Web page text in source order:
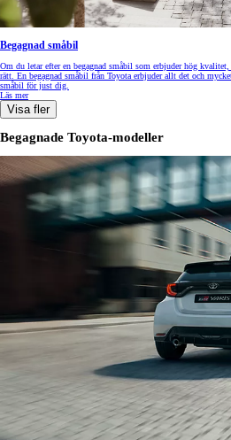
Begagnad småbil
Om du letar efter en begagnad småbil som erbjuder hög
rätt. En begagnad småbil från Toyota erbjuder allt det och
småbil för just dig.
Läs mer
Visa fler
Begagnade Toyota-modeller